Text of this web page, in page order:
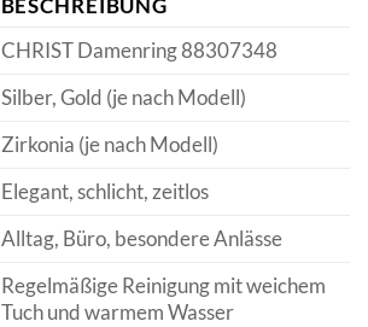
BESCHREIBUNG
CHRIST Damenring 88307348
Silber, Gold (je nach Modell)
Zirkonia (je nach Modell)
Elegant, schlicht, zeitlos
Alltag, Büro, besondere Anlässe
Regelmäßige Reinigung mit weichem
Tuch und warmem Wasser